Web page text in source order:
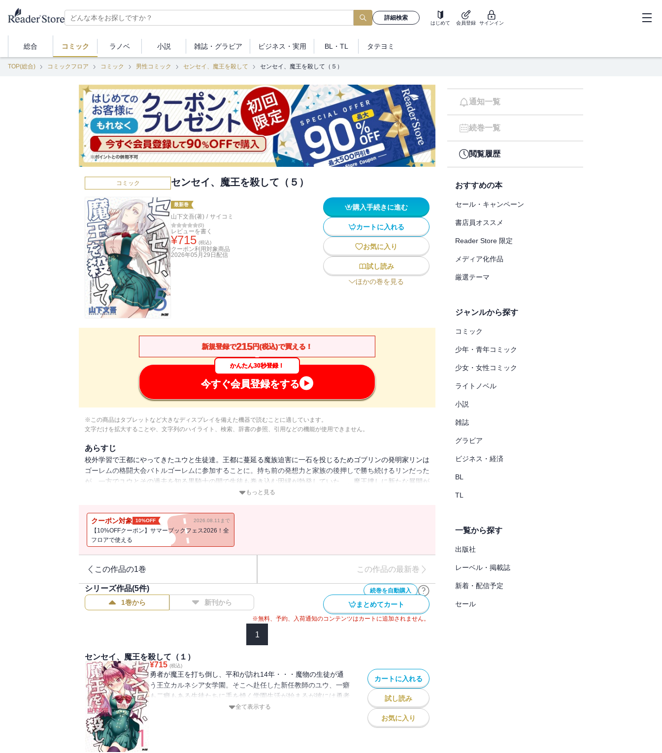
詳細検索
はじめて 会員登録 サインイン
総合 コミック ラノベ 小説 雑誌・ グラビア ビジネス ・実用 BL・TL タテヨミ
TOP(総合) コミックフロア コミック 男性コミック センセイ、魔王を殺して センセイ、魔王を殺して（５）
コミック センセイ、魔王を殺して（５）
最新巻
山下文吾(著) / サイコミ
(0)
レビューを書く
¥715 (税込)
クーポン利用対象商品
2026年05月29日 配信
購入手続きに進む
カートに入れる
お気に入り
試し読み
ほかの巻を見る
新規登録で215円(税込)で買える！
かんたん30秒登録！
今すぐ会員登録をする
※この商品はタブレットなど大きなディスプレイを備えた機器で読むことに適しています。
文字だけを拡大することや、文字列のハイライト、検索、辞書の参照、引用などの機能が使用できません。
あらすじ
校外学習で王都にやってきたユウと生徒達。王都に蔓延る魔族迫害に一石を投じるためゴブリンの発明家リンは
ゴーレムの格闘大会バトルゴーレムに参加することに。持ち前の発想力と家族の後押しで勝ち続けるリンだった
が…一方でユウとその過去を知る黒騎士の間で生徒も巻き込む因縁が勃発していた…。魔王捜しに新たな展開が
もっと見る
クーポン対象 10%OFF 2026.08.11まで
【10%OFFクーポン】サマーブックフェス2026！全
フロアで使える
この作品の1巻 この作品の最新巻
続巻を自動購入
シリーズ作品(5件)
1巻から 新刊から まとめてカート
※無料、予約、入荷通知のコンテンツはカートに追加されません。
1
センセイ、魔王を殺して（１）
¥715 (税込)
勇者が魔王を打ち倒し、平和が訪れ14年・・・魔物の生徒が通
う王立カルネシア女学園。そこへ赴任した新任教師のユウ、一癖
も二癖もある生徒たちに手を焼く学園生活が始まるが彼には勇者
の転生体としての特命が密かに課せられていた。『シートン学
全て表示する
カートに入れる
試し読み
お気に入り
通知一覧
続巻一覧
閲覧履歴
おすすめの本
セール・キャンペーン
書店員オススメ
Reader Store 限定
メディア化作品
厳選テーマ
ジャンルから探す
コミック
少年・青年コミック
少女・女性コミック
ライトノベル
小説
雑誌
グラビア
ビジネス・経済
BL
TL
一覧から探す
出版社
レーベル・掲載誌
新着・配信予定
セール